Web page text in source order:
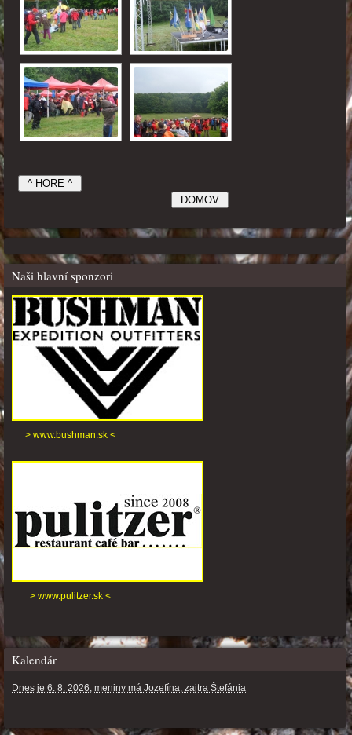
Naši hlavní sponzori
> www.bushman.sk <
> www.pulitzer.sk <
Kalendár
Dnes je 6. 8. 2026, meniny má Jozefína, zajtra Štefánia